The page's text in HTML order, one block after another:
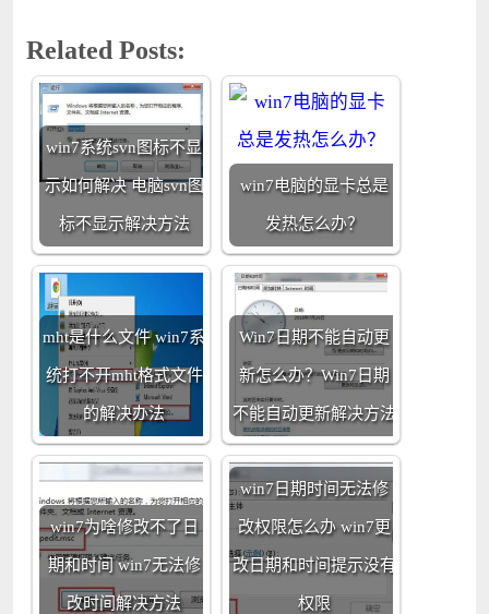
Related Posts:
win7系统svn图标不显
示如何解决 电脑svn图
标不显示解决方法
win7电脑的显卡总是
发热怎么办？
mht是什么文件 win7系
统打不开mht格式文件
的解决办法
Win7日期不能自动更
新怎么办？Win7日期
不能自动更新解决方法
win7为啥修改不了日
期和时间 win7无法修
改时间解决方法
win7日期时间无法修
改权限怎么办 win7更
改日期和时间提示没有
权限